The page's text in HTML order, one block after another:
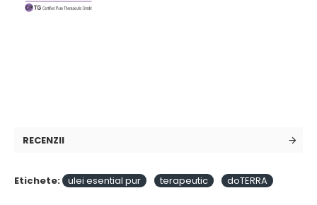
RECENZII
Etichete: ulei esential pur terapeutic doTERRA